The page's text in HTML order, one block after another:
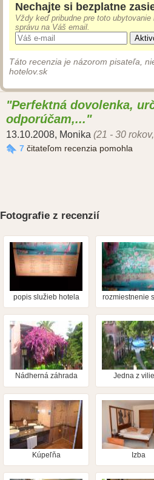
Nechajte si bezplatne
Vždy keď pribudne pre toto
správu na Váš email.
Táto recenzia je názorom pisateľa,
hotelov.sk
Perfektná dovolenka,
odporúčam,...
13.10.2008, Monika (21 - 30
7 čitateľom recenzia pomohla
Fotografie z recenzií
popis služieb hotela rozmiestnenie
Nádherná záhrada
Jedna z
Kúpeľňa Izba